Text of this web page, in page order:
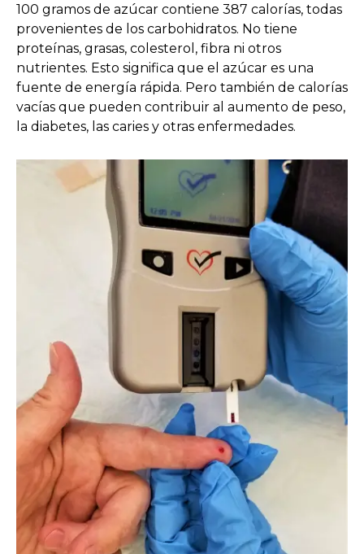
100 gramos de azúcar contiene 387 calorías, todas
provenientes de los carbohidratos. No tiene
proteínas, grasas, colesterol, fibra ni otros
nutrientes. Esto significa que el azúcar es una
fuente de energía rápida. Pero también de calorías
vacías que pueden contribuir al aumento de peso,
la diabetes, las caries y otras enfermedades.